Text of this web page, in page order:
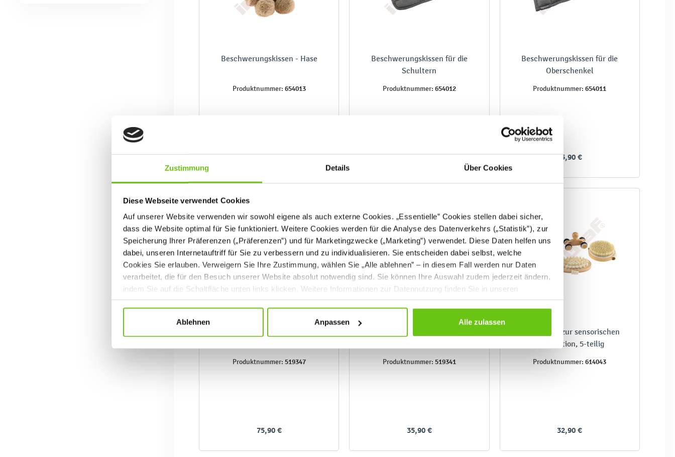
Zustimmung Details Über Cookies
Diese Webseite verwendet Cookies
Auf unserer Website verwenden wir sowohl eigene als auch externe Cookies. „Essentielle” Cookies stellen dabei sicher,
dass die Website optimal für Sie funktioniert. Weitere Cookies werden für die Analyse des Datenverkehrs („Statistik”), zur
Speicherung Ihrer Präferenzen („Präferenzen”) und für Marketingzwecke („Marketing”) verwendet. Diese Daten helfen uns
dabei, unseren Internetauftriff für Sie zu verbessern und zu individualisieren. Sie entscheiden dabei selbst, welche
Cookies Sie erlauben. Verweigern Sie Ihre Zustimmung, wählen Sie „Alle ablehnen” – in diesem Fall werden nur Daten
verarbeitet, die für den Besuch unserer Website absolut notwendig sind. Sie können Ihre Auswahl zudem jederzeit ändern,
indem Sie auf die Schaltfläche unten links klicken. Weitere Informationen zur Datennutzung finden Sie in unseren
Datenschutzrichtlinien.
Ablehnen Anpassen Alle zulassen
Beschwerungskissen - Hase
Produktnummer: 654013
49,90 €
Beschwerungskissen für die
Schultern
Produktnummer: 654012
39,90 €
Beschwerungskissen für die
Oberschenkel
Produktnummer: 654011
45,90 €
Produktnummer: 519347
75,90 €
Produktnummer: 519341
35,90 €
Massageset zur sensorischen
Stimulation, 5-teilig
Produktnummer: 614043
32,90 €